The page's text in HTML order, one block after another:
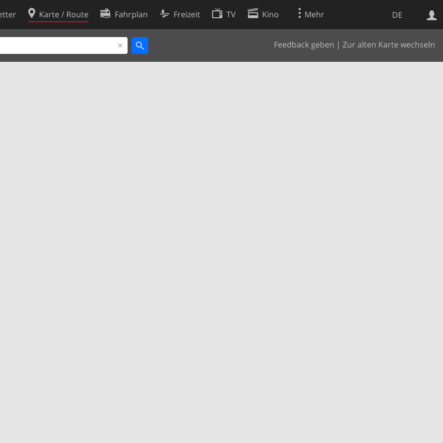
DE
Karte / Route Fahrplan Freizeit TV Kino Mehr
Feedback geben | Zur alten Karte wechseln
Websuche
Cookie-Richtlinie
Cookie-Einstellungen